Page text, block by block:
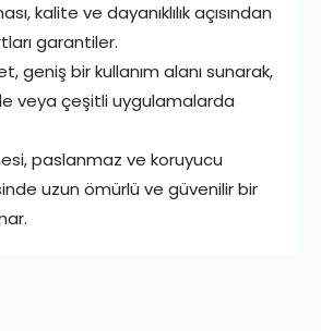
kalite ve dayanıklılık açısından
garantiler.
geniş bir kullanım alanı sunarak,
veya çeşitli uygulamalarda
paslanmaz ve koruyucu
uzun ömürlü ve güvenilir bir